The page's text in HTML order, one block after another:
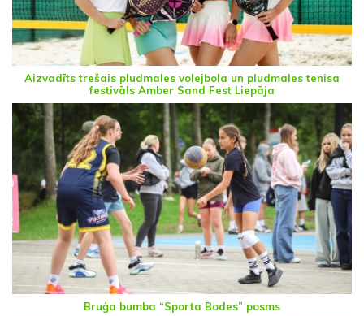
Aizvadīts trešais pludmales volejbola un pludmales tenisa
festivāls Amber Sand Fest Liepāja
Bruģa bumba “Sporta Bodes” posms